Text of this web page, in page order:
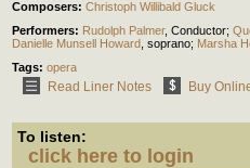
Composers: Christoph Willibald Gluck
Performers: Rudolph Palmer, Conductor;
Danielle Munsell Howard soprano; Marsha
Tags: opera
Read Liner Notes Buy
To listen:
click here to login